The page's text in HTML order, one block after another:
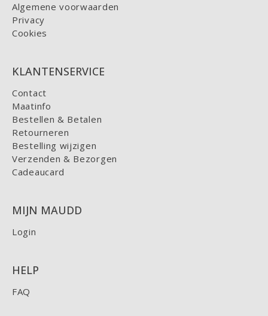
Algemene voorwaarden
Privacy
Cookies
KLANTENSERVICE
Contact
Maatinfo
Bestellen & Betalen
Retourneren
Bestelling wijzigen
Verzenden & Bezorgen
Cadeaucard
MIJN MAUDD
Login
HELP
FAQ